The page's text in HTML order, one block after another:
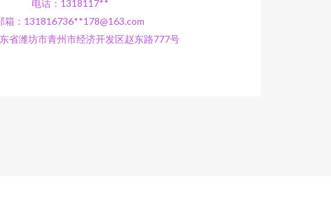
电话：1318117**
箱：131816736**178@163.com
省潍坊市青州市经济开发区赵东路777号